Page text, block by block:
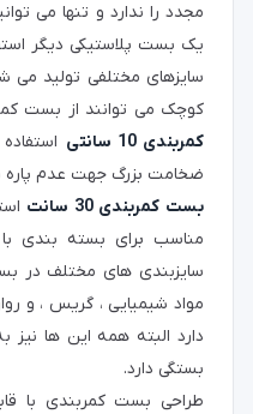
مجدد را ندارد و تنها می
یک بست پلاستیکی دیگر
سایزهای مختلفی تولید می
کوچک می توانند از بست
کمربندی 10 سانتی
ضخامت بزرگ جهت عدم پاره
بست کمربندی 30 سانت
مناسب برای بسته بندی
سایزبندی های مختلف در
مواد شیمیایی ، گریس ، و
دارد البته همه این ها
بستگی دارد.
طراحی بست کمربندی با